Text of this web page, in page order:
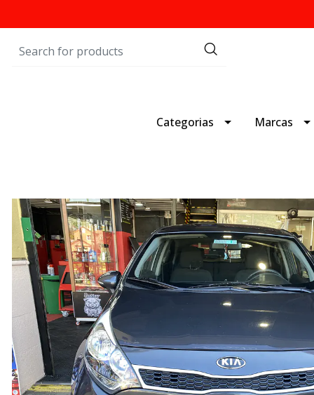
Categorias Marcas